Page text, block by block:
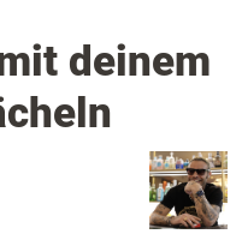
deinem